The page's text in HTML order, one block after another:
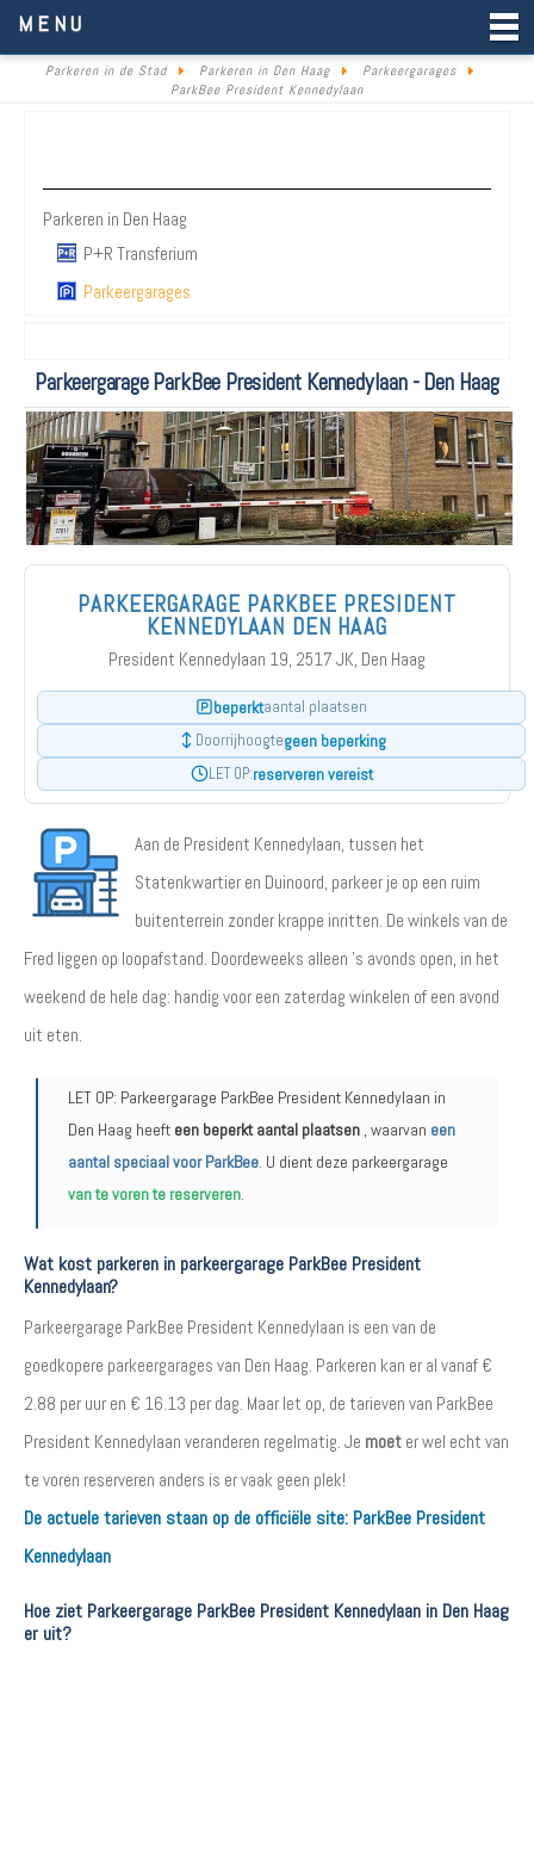
MENU
Parkeren in de Stad Parkeren in Den Haag
Parkeergarages
ParkBee President Kennedylaan
Parkeren in Den Haag
P+R Transferium
Parkeergarages
Parkeergarage ParkBee President Kennedylaan - Den Haag
PARKEERGARAGE PARKBEE PRESIDENT
KENNEDYLAAN DEN HAAG
President Kennedylaan 19, 2517 JK, Den Haag
beperktaantal plaatsen
Doorrijhoogtegeen beperking
LET OP:reserveren vereist
Aan de President Kennedylaan, tussen het
Statenkwartier en Duinoord, parkeer je op een ruim
buitenterrein zonder krappe inritten. De winkels van de
Fred liggen op loopafstand. Doordeweeks alleen 's avonds open, in het
weekend de hele dag: handig voor een zaterdag winkelen of een avond
uit eten.
LET OP: Parkeergarage ParkBee President Kennedylaan in
Den Haag heeft een beperkt aantal plaatsen , waarvan een
aantal speciaal voor ParkBee . U dient deze parkeergarage
van te voren te reserveren
Wat kost parkeren in parkeergarage ParkBee President
Kennedylaan?
Parkeergarage ParkBee President Kennedylaan is een van de
goedkopere parkeergarages van Den Haag. Parkeren kan er al vanaf €
2.88 per uur en € 16.13 per dag. Maar let op, de tarieven van ParkBee
President Kennedylaan veranderen regelmatig. Je moet er wel echt van
te voren reserveren anders is er vaak geen plek!
De actuele tarieven staan op de officiële site: ParkBee President
Kennedylaan
Hoe ziet Parkeergarage ParkBee President Kennedylaan in Den Haag
er uit?